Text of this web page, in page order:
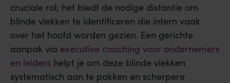
cruciale rol; het biedt de nodige distantie om
blinde vlekken te identificeren die intern vaak
over het hoofd worden gezien. Een gerichte
aanpak via executive coaching voor ondernemers
en leiders helpt je om deze blinde vlekken
systematisch aan te pakken en scherpere